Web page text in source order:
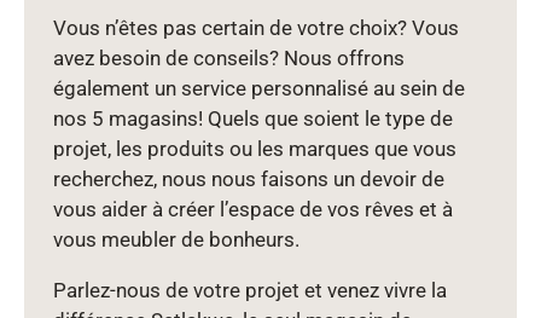
Vous n’êtes pas certain de votre choix? Vous
avez besoin de conseils? Nous offrons
également un service personnalisé au sein de
nos 5 magasins! Quels que soient le type de
projet, les produits ou les marques que vous
recherchez, nous nous faisons un devoir de
vous aider à créer l’espace de vos rêves et à
vous meubler de bonheurs.
Parlez‑nous de votre projet et venez vivre la